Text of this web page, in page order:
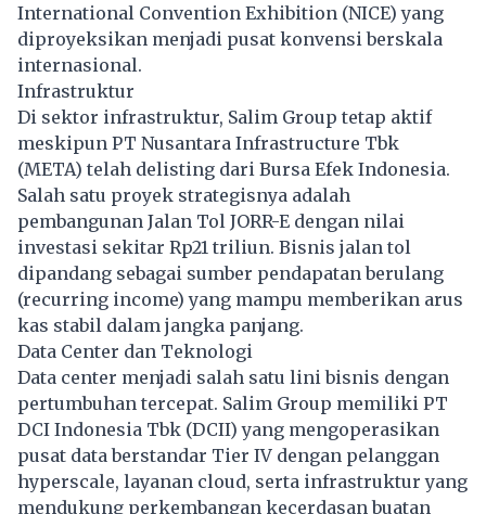
International Convention Exhibition (NICE) yang
diproyeksikan menjadi pusat konvensi berskala
internasional.
Infrastruktur
Di sektor infrastruktur, Salim Group tetap aktif
meskipun PT Nusantara Infrastructure Tbk
(META) telah delisting dari Bursa Efek Indonesia.
Salah satu proyek strategisnya adalah
pembangunan Jalan Tol JORR-E dengan nilai
investasi sekitar Rp21 triliun. Bisnis jalan tol
dipandang sebagai sumber pendapatan berulang
(recurring income) yang mampu memberikan arus
kas stabil dalam jangka panjang.
Data Center dan Teknologi
Data center menjadi salah satu lini bisnis dengan
pertumbuhan tercepat. Salim Group memiliki PT
DCI Indonesia Tbk (DCII) yang mengoperasikan
pusat data berstandar Tier IV dengan pelanggan
hyperscale, layanan cloud, serta infrastruktur yang
mendukung perkembangan kecerdasan buatan